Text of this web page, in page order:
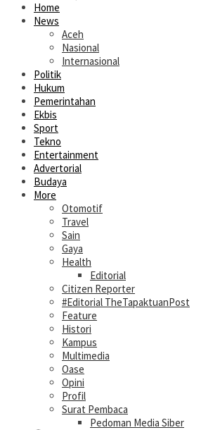
Home
News
Aceh
Nasional
Internasional
Politik
Hukum
Pemerintahan
Ekbis
Sport
Tekno
Entertainment
Advertorial
Budaya
More
Otomotif
Travel
Sain
Gaya
Health
Editorial
Citizen Reporter
#Editorial TheTapaktuanPost
Feature
Histori
Kampus
Multimedia
Oase
Opini
Profil
Surat Pembaca
Pedoman Media Siber